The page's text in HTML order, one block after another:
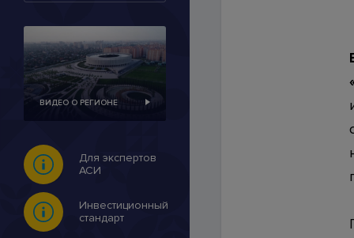
ВИДЕО О РЕГИОНЕ
Для экспертов
АСИ
Инвестиционный
стандарт
© 2007-2026